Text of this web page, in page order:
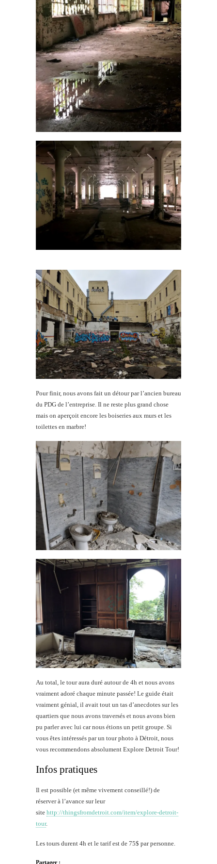
Pour finir, nous avons fait un détour par l’ancien bureau
du PDG de l’entreprise. Il ne reste plus grand chose
mais on aperçoit encore les boiseries aux murs et les
toilettes en marbre!
Au total, le tour aura duré autour de 4h et nous avons
vraiment adoré chaque minute passée! Le guide était
vraiment génial, il avait tout un tas d’anecdotes sur les
quartiers que nous avons traversés et nous avons bien
pu parler avec lui car nous étions un petit groupe. Si
vous êtes intéressés par un tour photo à Détroit, nous
vous recommendons absolument Explore Detroit Tour!
Infos pratiques
Il est possible (et même vivement conseillé!) de
réserver à l’avance sur leur
site http://thingsfromdetroit.com/item/explore-detroit-
tour.
Les tours durent 4h et le tarif est de 75$ par personne.